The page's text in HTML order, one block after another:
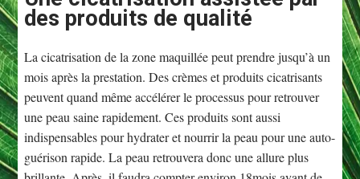
des produits de qualité
La cicatrisation de la zone maquillée peut prendre jusqu’à un
mois après la prestation. Des crèmes et produits cicatrisants
peuvent quand même accélérer le processus pour retrouver
une peau saine rapidement. Ces produits sont aussi
indispensables pour hydrater et nourrir la peau pour une auto-
guérison rapide. La peau retrouvera donc une allure plus